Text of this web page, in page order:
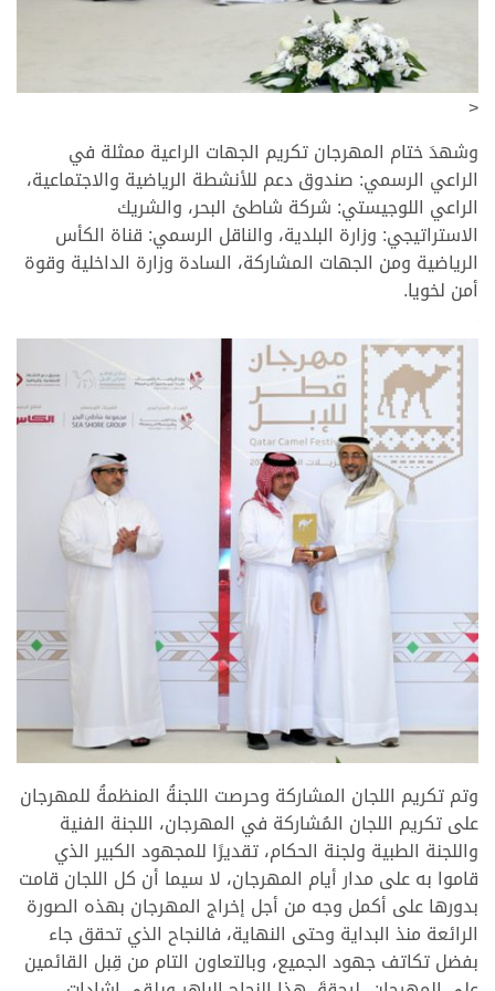
<
وشهدَ ختام المهرجان تكريم الجهات الراعية ممثلة في
الراعي الرسمي: صندوق دعم للأنشطة الرياضية والاجتماعية،
الراعي اللوجيستي: شركة شاطئ البحر، والشريك
الاستراتيجي: وزارة البلدية، والناقل الرسمي: قناة الكأس
الرياضية ومن الجهات المشاركة، السادة وزارة الداخلية وقوة
أمن لخويا.
وتم تكريم اللجان المشاركة وحرصت اللجنةُ المنظمةُ للمهرجان
على تكريم اللجان المُشاركة في المهرجان، اللجنة الفنية
واللجنة الطبية ولجنة الحكام، تقديرًا للمجهود الكبير الذي
قاموا به على مدار أيام المهرجان، لا سيما أن كل اللجان قامت
بدورها على أكمل وجه من أجل إخراج المهرجان بهذه الصورة
الرائعة منذ البداية وحتى النهاية، فالنجاح الذي تحقق جاء
بفضل تكاتف جهود الجميع، وبالتعاون التام من قِبل القائمين